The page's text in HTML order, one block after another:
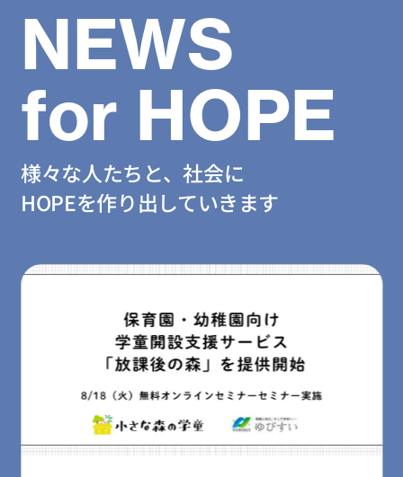
NEWS
for HOPE
様々な人たちと、社会に
HOPEを作り出していきます